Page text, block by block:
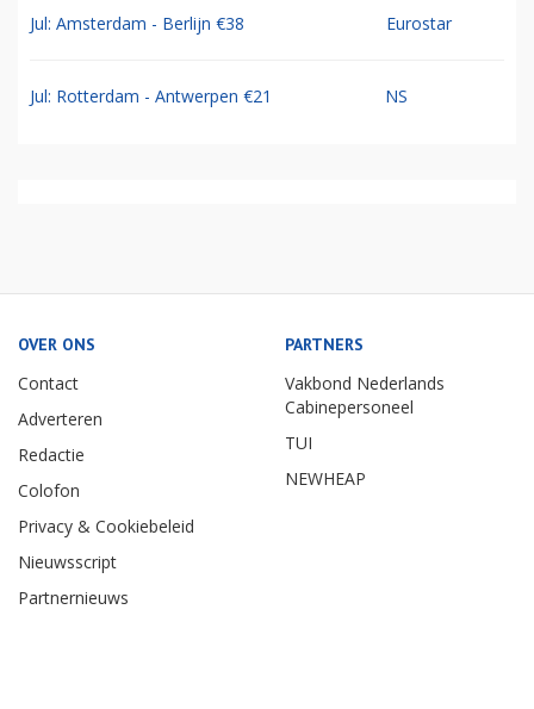
Jul: Amsterdam - Berlijn €38 Eurostar
Jul: Rotterdam - Antwerpen €21 NS
OVER ONS
Contact
Adverteren
Redactie
Colofon
Privacy & Cookiebeleid
Nieuwsscript
Partnernieuws
PARTNERS
Vakbond Nederlands
Cabinepersoneel
TUI
NEWHEAP